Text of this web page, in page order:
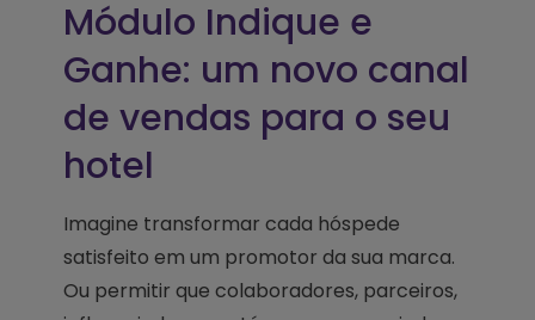
Módulo Indique e
Ganhe: um novo canal
de vendas para o seu
hotel
Imagine transformar cada hóspede
satisfeito em um promotor da sua marca.
Ou permitir que colaboradores, parceiros,